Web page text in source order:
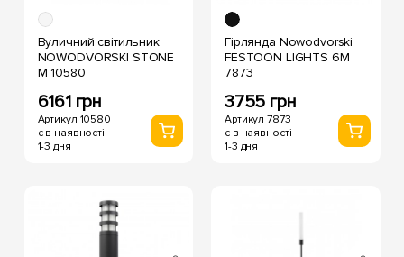
Вуличний світильник
NOWODVORSKI STONE
M 10580
6161 грн
Артикул 10580
є в наявності
1-3 дня
Гірлянда Nowodvorski
FESTOON LIGHTS 6M
7873
3755 грн
Артикул 7873
є в наявності
1-3 дня